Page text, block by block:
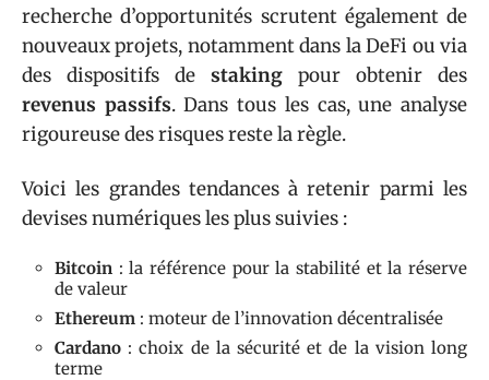
recherche d’opportunités scrutent également de
nouveaux projets, notamment dans la DeFi ou via
des dispositifs de staking pour obtenir des
revenus passifs. Dans tous les cas, une analyse
rigoureuse des risques reste la règle.
Voici les grandes tendances à retenir parmi les
devises numériques les plus suivies :
Bitcoin : la référence pour la stabilité et la réserve
de valeur
Ethereum : moteur de l’innovation décentralisée
Cardano : choix de la sécurité et de la vision long
terme